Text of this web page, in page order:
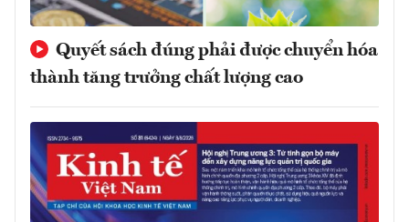
Quyết sách đúng phải được chuyển hóa
thành tăng trưởng chất lượng cao